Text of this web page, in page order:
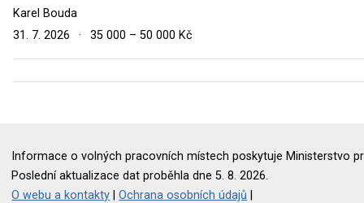
Karel Bouda
31. 7. 2026
· 35 000 – 50 000 Kč
Informace o volných pracovních místech poskytuje Ministerstvo
Poslední aktualizace dat proběhla dne 5. 8. 2026.
O webu a kontakty |Ochrana osobních údajů